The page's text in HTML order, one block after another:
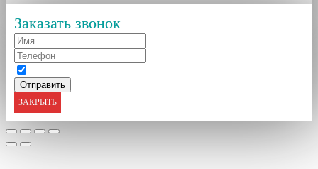
Заказать звонок
ЗАКРЫТЬ